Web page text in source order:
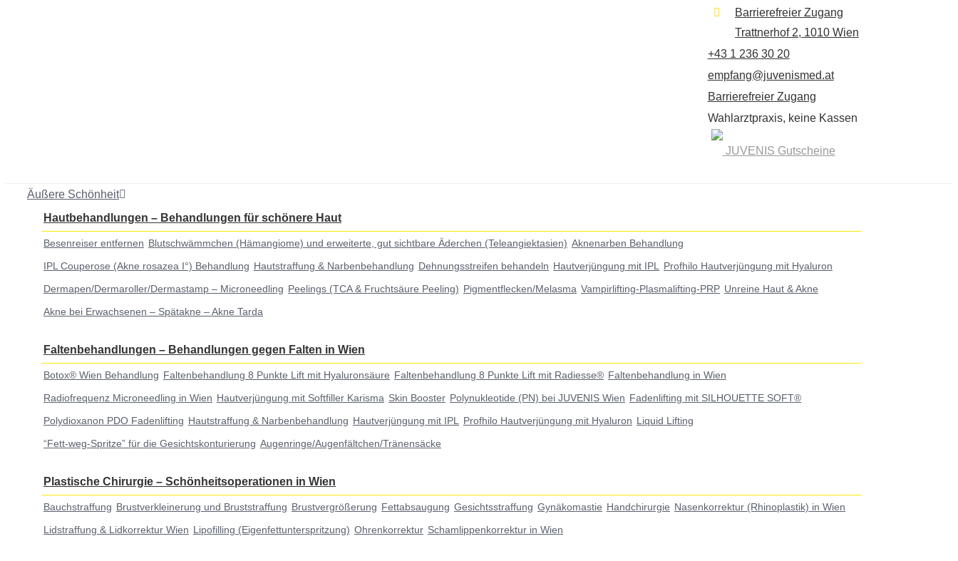
Barrierefreier Zugang
Trattnerhof 2, 1010 Wien
+43 1 236 30 20
empfang@juvenismed.at
Barrierefreier Zugang
Wahlarztpraxis, keine Kassen
JUVENIS Gutscheine
Äußere Schönheit
Hautbehandlungen – Behandlungen für schönere Haut
Besenreiser entfernen Blutschwämmchen (Hämangiome) und erweiterte, gut sichtbare Äderchen (Teleangiektasien) Aknenarben Behandlung
IPL Couperose (Akne rosazea I°) Behandlung Hautstraffung & Narbenbehandlung Dehnungsstreifen behandeln Hautverjüngung mit IPL
Profhilo Hautverjüngung mit Hyaluron
Dermapen/Dermaroller/Dermastamp – Microneedling Peelings (TCA & Fruchtsäure Peeling) Pigmentflecken/Melasma Vampirlifting-Plasmalifting-PRP Unreine Haut & Akne
Akne bei Erwachsenen – Spätakne – Akne Tarda
Faltenbehandlungen – Behandlungen gegen Falten in Wien
Botox® Wien Behandlung Faltenbehandlung 8 Punkte Lift mit Hyaluronsäure Faltenbehandlung 8 Punkte Lift mit Radiesse® Faltenbehandlung in Wien
Radiofrequenz Microneedling in Wien Hautverjüngung mit Softfiller Karisma Skin Booster Polynukleotide (PN) bei JUVENIS Wien Fadenlifting mit SILHOUETTE SOFT®
Polydioxanon PDO Fadenlifting Hautstraffung & Narbenbehandlung Hautverjüngung mit IPL Profhilo Hautverjüngung mit Hyaluron Liquid Lifting
“Fett-weg-Spritze” für die Gesichtskonturierung Augenringe/Augenfältchen/Tränensäcke
Plastische Chirurgie – Schönheitsoperationen in Wien
Bauchstraffung Brustverkleinerung und Bruststraffung Brustvergrößerung Fettabsaugung Gesichtsstraffung Gynäkomastie Handchirurgie Nasenkorrektur (Rhinoplastik) in Wien
Lidstraffung & Lidkorrektur Wien Lipofilling (Eigenfettunterspritzung) Ohrenkorrektur Schamlippenkorrektur in Wien